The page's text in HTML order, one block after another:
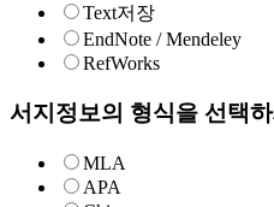
Text저장
EndNote / Mendeley
RefWorks
서지정보의 형식을 선택
MLA
APA